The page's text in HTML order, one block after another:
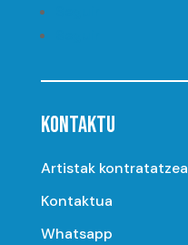
KONTAKTU
Artistak kontratatzea
Kontaktua
Whatsapp